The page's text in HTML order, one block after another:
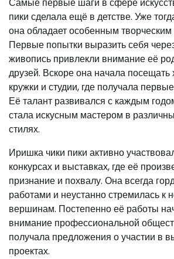
Самые первые шаги в сфере
пики сделала ещё в детстве. Уже
она обладает особенным творческим
Первые попытки выразить себя
живопись привлекли внимание её
друзей. Вскоре она начала
кружки и студии, где получала
Её талант развивался с каждым
стала искусным мастером в
стилях.
Иришка чики пики активно
конкурсах и выставках, где её
признание и похвалу. Она всегда
работами и неустанно стремилась к
вершинам. Постепенно её работы
внимание профессиональной
получала предложения о участии в
проектах.